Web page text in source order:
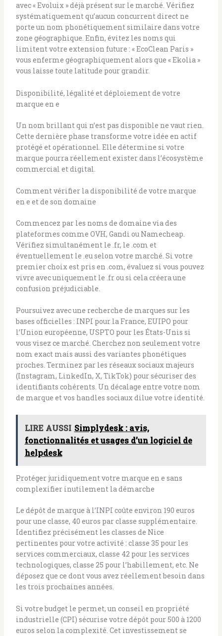
avec « Evoluix » déjà présent sur le marché. Vérifiez
systématiquement qu’aucun concurrent direct ne
porte un nom phonétiquement similaire dans votre
zone géographique. Enfin, évitez les noms qui
limitent votre extension future : « EcoClean Paris »
vous enferme géographiquement alors que « Ekolia »
vous laisse toute latitude pour grandir.
Disponibilité, légalité et déploiement de votre
marque en e
Un nom brillant qui n’est pas disponible ne vaut rien.
Cette dernière phase transforme votre idée en actif
protégé et opérationnel. Elle détermine si votre
marque pourra réellement exister dans l’écosystème
commercial et digital.
Comment vérifier la disponibilité de votre marque
en e et de son domaine
Commencez par les noms de domaine via des
plateformes comme OVH, Gandi ou Namecheap.
Vérifiez simultanément le .fr, le .com et
éventuellement le .eu selon votre marché. Si votre
premier choix est pris en .com, évaluez si vous pouvez
vivre avec uniquement le .fr ou si cela créera une
confusion préjudiciable.
Poursuivez avec une recherche de marques sur les
bases officielles : INPI pour la France, EUIPO pour
l’Union européenne, USPTO pour les États-Unis si
vous visez ce marché. Cherchez non seulement votre
nom exact mais aussi des variantes phonétiques
proches. Terminez par les réseaux sociaux majeurs
(Instagram, LinkedIn, X, TikTok) pour sécuriser des
identifiants cohérents. Un décalage entre votre nom
de marque et vos handles sociaux dilue votre identité.
LIRE AUSSI Simplydesk : avis,
fonctionnalités et usages d’un logiciel de
helpdesk
Protéger juridiquement votre marque en e sans
complexifier inutilement la démarche
Le dépôt de marque à l’INPI coûte environ 190 euros
pour une classe, 40 euros par classe supplémentaire.
Identifiez précisément les classes de Nice
pertinentes pour votre activité : classe 35 pour les
services commerciaux, classe 42 pour les services
technologiques, classe 25 pour l’habillement, etc. Ne
déposez que ce dont vous avez réellement besoin dans
les trois prochaines années.
Si votre budget le permet, un conseil en propriété
industrielle (CPI) sécurise votre dépôt pour 500 à 1200
euros selon la complexité. Cet investissement se